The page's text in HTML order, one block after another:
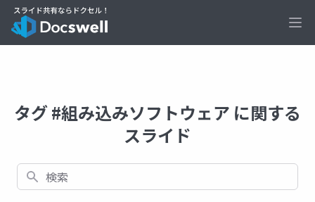
タグ #組み込みソフトウェア に関する
スライド
検索